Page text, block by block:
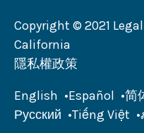
Copyright © 2021
California
隱私權政策
English Español 简
Русский
Tiếng Việt